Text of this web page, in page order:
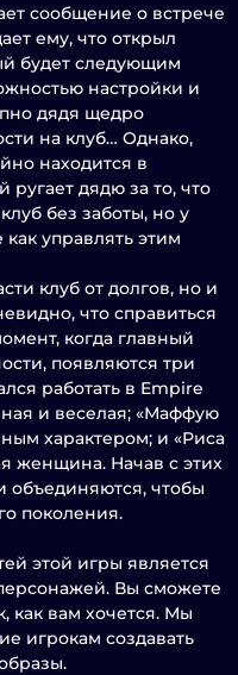
сообщение о встрече
ему, что открыл
будет следующим
настройки и
дядя щедро
на клуб… Однако,
находится в
ругает дядю за то, что
без заботы, но у
управлять этим
клуб от долгов, но и
что справиться
когда главный
появляются три
работать в Empire
и веселая; «Маффую
характером; и «Риса
женщина. Начав с этих
объединяются, чтобы
поколения.
этой игры является
Вы сможете
как вам хочется. Мы
игрокам создавать